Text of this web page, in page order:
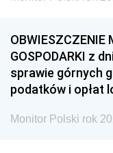
OBWIESZCZENIE
GOSPODARKI z
sprawie górnych
podatków i opłat
Monitor Polski rok